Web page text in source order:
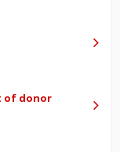
of donor